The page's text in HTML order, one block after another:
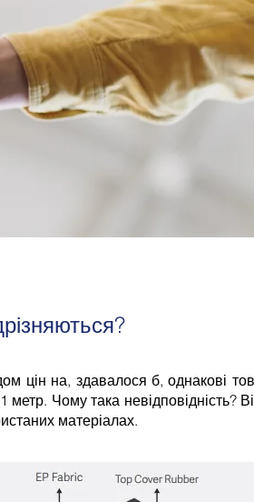
цін на, здавалося б, однакові
Чому така невідповідність?
матеріалах.